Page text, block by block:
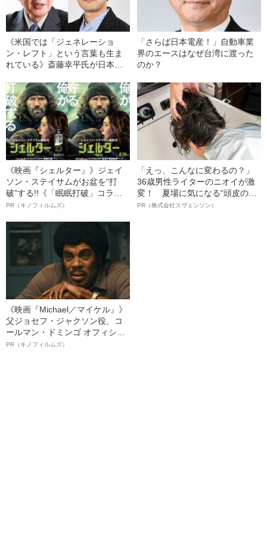
《米国では「ジェネレーショ
ン・レフト」という言葉も生ま
れている》斎藤幸平氏が日本共
エール
「さらば日本電産！」自動車業
界のエースはなぜ台湾に渡った
のか？
《映画『シェルター』》ジェイ
ソン・ステイサムがお盆を“打
破”する!!《「眠眠打破」コラ
ボ》
PR（キノフィルムズ）
「えっ、こんなに変わるの？」
36歳男性ライターのニオイが激
変！ 夏場に気になる“頭皮のニ
オイ”や“ベタつき”を解消す
PR（株式会社スヴェンソン）
《映画『Michael／マイケル』》
父ジョセフ・ジャクソン役、コ
ールマン・ドミンゴ オフィシャ
ルインタビュー“観客を魅了した
PR（キノフィルムズ）